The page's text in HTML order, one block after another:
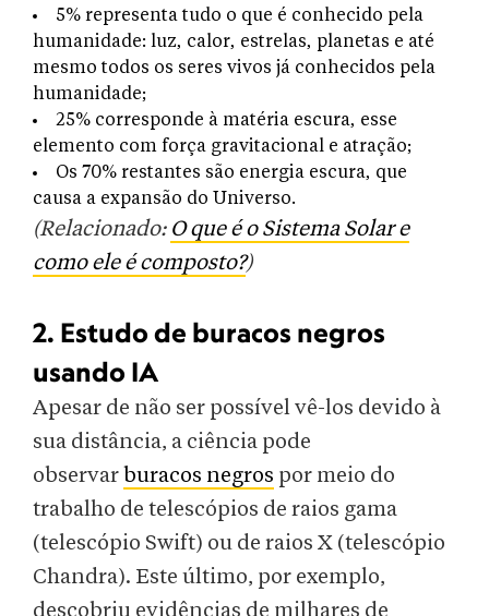
5% representa tudo o que é conhecido pela
humanidade: luz, calor, estrelas, planetas e até
mesmo todos os seres vivos já conhecidos pela
humanidade;
25% corresponde à matéria escura, esse
elemento com força gravitacional e atração;
Os 70% restantes são energia escura, que
causa a expansão do Universo.
(Relacionado: O que é o Sistema Solar e
como ele é composto?)
2. Estudo de buracos negros
usando IA
Apesar de não ser possível vê-los devido à
sua distância, a ciência pode
observar buracos negros por meio do
trabalho de telescópios de raios gama
(telescópio Swift) ou de raios X (telescópio
Chandra). Este último, por exemplo,
descobriu evidências de milhares de